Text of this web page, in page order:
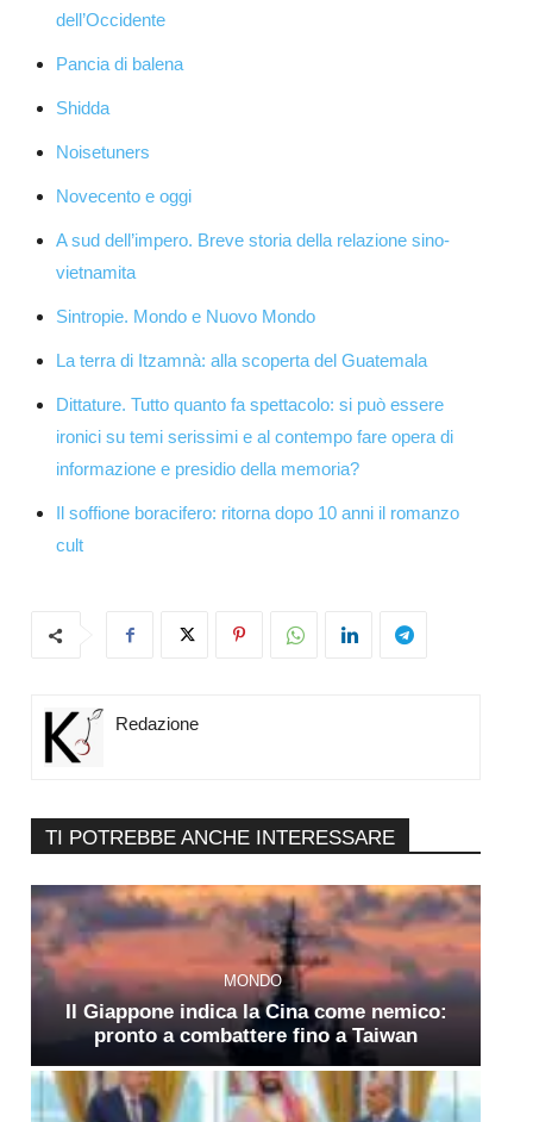
dell’Occidente
Pancia di balena
Shidda
Noisetuners
Novecento e oggi
A sud dell’impero. Breve storia della relazione sino-
vietnamita
Sintropie. Mondo e Nuovo Mondo
La terra di Itzamnà: alla scoperta del Guatemala
Dittature. Tutto quanto fa spettacolo: si può essere
ironici su temi serissimi e al contempo fare opera di
informazione e presidio della memoria?
Il soffione boracifero: ritorna dopo 10 anni il romanzo
cult
Redazione
TI POTREBBE ANCHE INTERESSARE
MONDO
Il Giappone indica la Cina come nemico:
pronto a combattere fino a Taiwan